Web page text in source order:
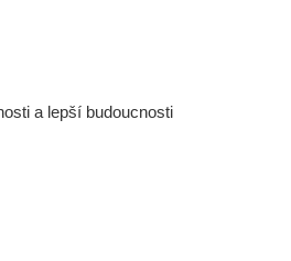
a lepší budoucnosti